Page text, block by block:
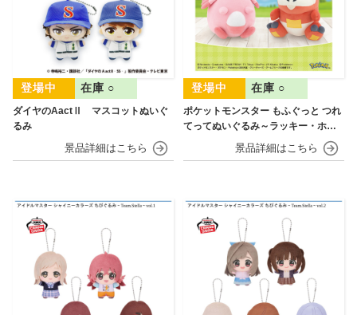
ダイヤのAactⅡ マスコットぬいぐ
るみ
在庫 ○
ポケットモンスター もふぐっと つれ
てってぬいぐるみ～ラッキー・ホゲ
在庫 ○